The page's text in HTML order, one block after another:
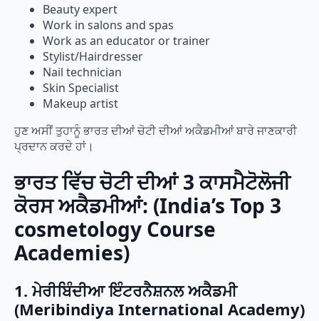
Beauty expert
Work in salons and spas
Work as an educator or trainer
Stylist/Hairdresser
Nail technician
Skin Specialist
Makeup artist
ਹੁਣ ਅਸੀਂ ਤੁਹਾਨੂੰ ਭਾਰਤ ਦੀਆਂ ਚੋਟੀ ਦੀਆਂ ਅਕੈਡਮੀਆਂ ਬਾਰੇ ਜਾਣਕਾਰੀ
ਪ੍ਰਦਾਨ ਕਰਦੇ ਹਾਂ।
ਭਾਰਤ ਵਿੱਚ ਚੋਟੀ ਦੀਆਂ 3 ਕਾਸਮੈਟੋਲੋਜੀ
ਕੋਰਸ ਅਕੈਡਮੀਆਂ: (India’s Top 3
cosmetology Course
Academies)
1. ਮੇਰੀਬਿੰਦੀਆ ਇੰਟਰਨੈਸ਼ਨਲ ਅਕੈਡਮੀ
(Meribindiya International Academy)